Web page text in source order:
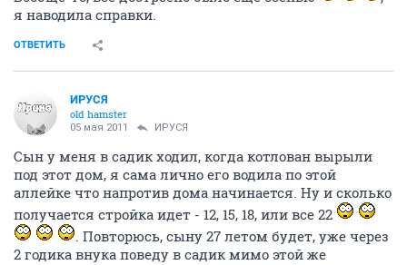
я наводила справки.
ОТВЕТИТЬ
ИРУСЯ
old hamster
05 мая 2011 ИРУСЯ
Сын у меня в садик ходил, когда котлован вырыли
под этот дом, я сама лично его водила по этой
аллейке что напротив дома начинается. Ну и сколько
получается стройка идет - 12, 15, 18, или все 22
. Повторюсь, сыну 27 летом будет, уже через
2 годика внука поведу в садик мимо этой же